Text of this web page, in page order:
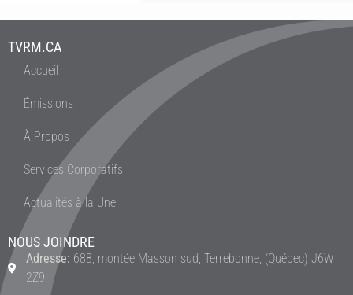
TVRM.CA
Accueil
Émissions
À Propos
Services Corporatifs
Actualités à la Une
NOUS JOINDRE
Adresse: 688, montée Masson sud, Terrebonne, (Québec) J6W
2Z9